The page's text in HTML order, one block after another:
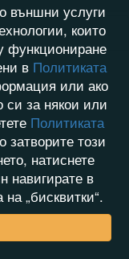
външни услуги
които
функциониране
в Политиката
или ако
си за някои или
Политиката
затворите този
натиснете
навигирате в
„бисквитки“.